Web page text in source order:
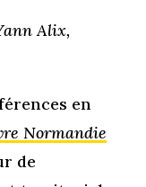
Alix,
en
Normandie
de